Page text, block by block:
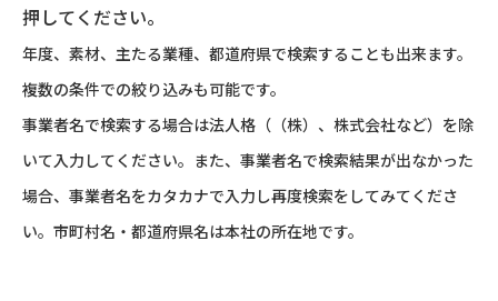
押してください。
年度、素材、主たる業種、都道府県で検索することも出来ます。
複数の条件での絞り込みも可能です。
事業者名で検索する場合は法人格（（株）、株式会社など）を除
いて入力してください。また、事業者名で検索結果が出なかった
場合、事業者名をカタカナで入力し再度検索をしてみてくださ
い。市町村名・都道府県名は本社の所在地です。